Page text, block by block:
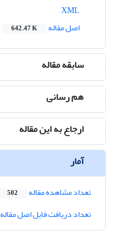
اصل مقاله
642.47 K
سابقه مقاله
هم رسانی
ارجاع به این مقاله
آمار
تعداد مشاهده مقاله 502
تعداد دریافت فایل اصل مقاله